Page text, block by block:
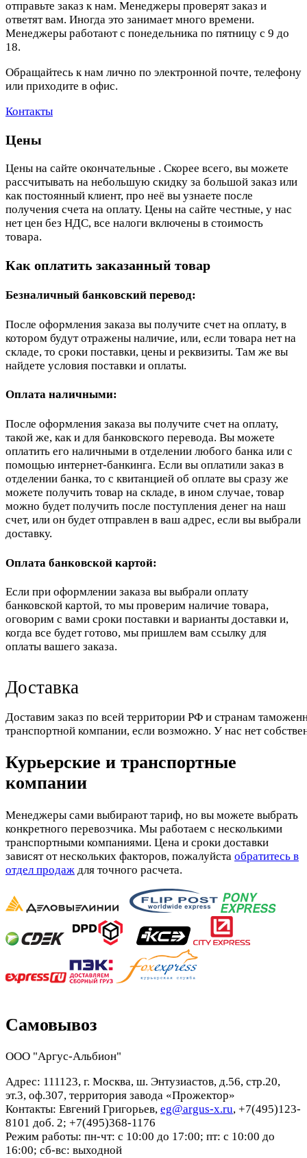
отправьте заказ к нам. Менеджеры проверят заказ и
ответят вам. Иногда это занимает много времени.
Менеджеры работают с понедельника по пятницу с 9 до
18.
Обращайтесь к нам лично по электронной почте, телефону
или приходите в офис.
Контакты
Цены
Цены на сайте окончательные . Скорее всего, вы можете
рассчитывать на небольшую скидку за большой заказ или
как постоянный клиент, про неё вы узнаете после
получения счета на оплату. Цены на сайте честные, у нас
нет цен без НДС, все налоги включены в стоимость
товара.
Как оплатить заказанный товар
Безналичный банковский перевод:
После оформления заказа вы получите счет на оплату, в
котором будут отражены наличие, или, если товара нет на
складе, то сроки поставки, цены и реквизиты. Там же вы
найдете условия поставки и оплаты.
Оплата наличными:
После оформления заказа вы получите счет на оплату,
такой же, как и для банковского перевода. Вы можете
оплатить его наличными в отделении любого банка или с
помощью интернет-банкинга. Если вы оплатили заказ в
отделении банка, то с квитанцией об оплате вы сразу же
можете получить товар на складе, в ином случае, товар
можно будет получить после поступления денег на наш
счет, или он будет отправлен в ваш адрес, если вы выбрали
доставку.
Оплата банковской картой:
Если при оформлении заказа вы выбрали оплату
банковской картой, то мы проверим наличие товара,
оговорим с вами сроки поставки и варианты доставки и,
когда все будет готово, мы пришлем вам ссылку для
оплаты вашего заказа.
Доставка
Доставим заказ по всей территории РФ и странам
транспортной компании, если возможно. У нас нет
Курьерские и транспортные
компании
Менеджеры сами выбирают тариф, но вы можете выбрать
конкретного перевозчика. Мы работаем с несколькими
транспортными компаниями. Цена и сроки доставки
зависят от нескольких факторов, пожалуйста обратитесь в
отдел продаж для точного расчета.
Самовывоз
ООО "Аргус-Альбион"
Адрес: 111123, г. Москва, ш. Энтузиастов, д.56, стр.20,
эт.3, оф.307, территория завода «Прожектор»
Контакты: Евгений Григорьев, eg@argus-x.ru, +7(495)123-
8101 доб. 2; +7(495)368-1176
Режим работы: пн-чт: с 10:00 до 17:00; пт: с 10:00 до
16:00; сб-вс: выходной